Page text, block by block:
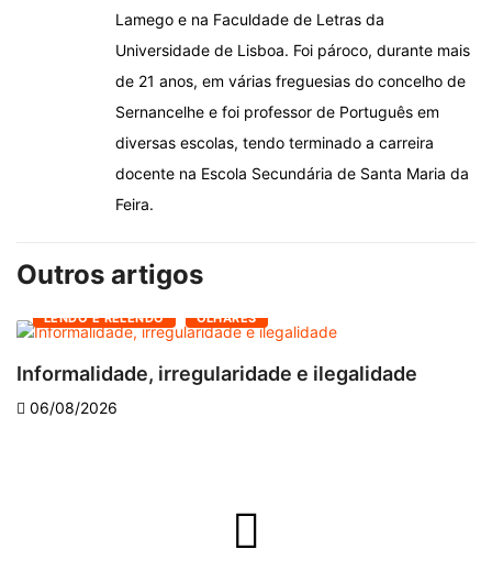
Lamego e na Faculdade de Letras da
Universidade de Lisboa. Foi pároco, durante mais
de 21 anos, em várias freguesias do concelho de
Sernancelhe e foi professor de Português em
diversas escolas, tendo terminado a carreira
docente na Escola Secundária de Santa Maria da
Feira.
Outros artigos
LENDO E RELENDO OLHARES
Informalidade, irregularidade e ilegalidade
06/08/2026